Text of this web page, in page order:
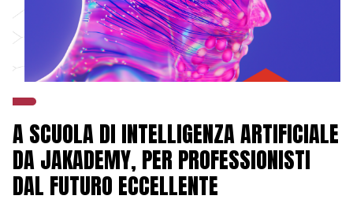
A SCUOLA DI INTELLIGENZA ARTIFICIALE
DA JAKADEMY, PER PROFESSIONISTI
DAL FUTURO ECCELLENTE